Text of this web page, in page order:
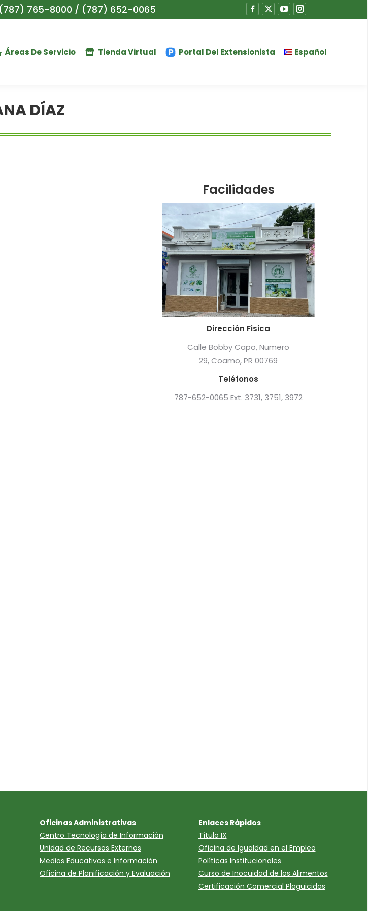
(787) 765-8000 / (787) 652-0065
Áreas De Servicio Tienda Virtual Portal Del Extensionista Español
DÍAZ
Facilidades
Dirección Fisica
Calle Bobby Capo, Numero
29, Coamo, PR 00769
Teléfonos
787-652-0065 Ext. 3731, 3751, 3972
Oficinas Administrativas
Centro Tecnología de Información
Unidad de Recursos Externos
Medios Educativos e Información
Oficina de Planificación y Evaluación
Enlaces Rápidos
Título IX
Oficina de Igualdad en el Empleo
Políticas Institucionales
Curso de Inocuidad de los Alimentos
Certificación Comercial Plaguicidas